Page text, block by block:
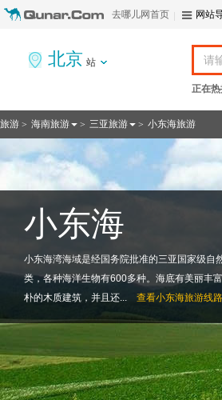
去哪儿网首页 网站
北京 站
正在热
旅游 > 海南旅游 > 三亚旅游 > 小东海旅游
小东海
小东海湾海域是经国务院批准的三亚国家级自
类，各种海洋生物有600多种。海底有美丽丰
朴的木质建筑，并且还...
查看小东海旅游线路